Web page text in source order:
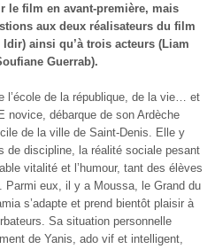
le film en avant-première, mais
aux deux réalisateurs du film
ainsi qu’à trois acteurs (Liam
Guerrab).
l’école de la république, de la vie… et
novice, débarque de son Ardèche
de la ville de Saint-Denis. Elle y
de discipline, la réalité sociale pesant
vitalité et l’humour, tant des élèves
Parmi eux, il y a Moussa, le Grand du
s’adapte et prend bientôt plaisir à
Sa situation personnelle
de Yanis, ado vif et intelligent,